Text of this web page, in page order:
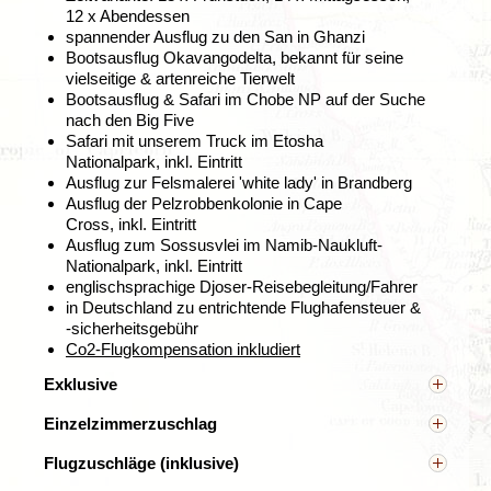
Nach unserem Ausflug im spektakulären Okavango-
Deltaübernachten wir nördlich von Nata an einem Ort,
wo Elefanten allgegenwärtig sind.
In der Nähe der Lodge
befindet sich eine Wasserstelle, die regelmäßig von den
faszinierenden Dickhäutern besucht wird – einige von
ihnen sind den Besitzern und Gästen bereits gut
vertraut. Wer möchte, kann außerdem einen Ausflug zu
den Salzpfannen von Makgadikgadi unternehmen. Mit
rund 12.000 km² gehören sie zu den größten der Welt.
Hinweis: Dieser Ausflug kann vor Ort gebucht werden,
wenn die Mindestteilnehmerzahl erreicht ist.
Zwischen Elefantenherden und den
Tag 7 Nata - Chobe Nationalpark: Bootsausflug
12 x Abendessen
spannender Ausflug zu den San in Ghanzi
Bootsausflug Okavangodelta, bekannt für seine
vielseitige & artenreiche Tierwelt
Bootsausflug & Safari im Chobe NP auf der Suche
nach den Big Five
Safari mit unserem Truck im Etosha
Nationalpark, inkl. Eintritt
Ausflug zur Felsmalerei 'white lady' in Brandberg
Ausflug der Pelzrobbenkolonie in Cape
Cross, inkl. Eintritt
Ausflug zum Sossusvlei im Namib-Naukluft-
Nationalpark, inkl. Eintritt
englischsprachige Djoser-Reisebegleitung/Fahrer
in Deutschland zu entrichtende Flughafensteuer &
-sicherheitsgebühr
Co2-Flugkompensation inkludiert
Exklusive
z.B. Mahlzeiten, Visum, Eintrittsgelder (auch für die
Guides, optionale Ausflüge, Trinkgelder, persönliche
Einzelzimmerzuschlag
Zimmer. Ihr könnt selbstverständlich ein
Flugzuschläge (inklusive)